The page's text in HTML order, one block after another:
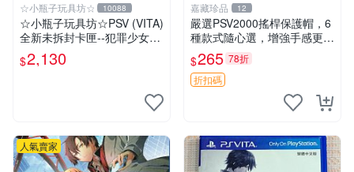
☆小瓶子玩具坊☆ 10088
☆小瓶子玩具坊☆PSV (VITA)
全新未拆封卡匣--犯罪少女2
《Criminal Girls 2》限定版
(日版)
$2,130
嘉藏珍品 12
嚴選PSV2000搖桿保護帽，6
種款式隨心選，增強手感更舒
適 黑白藍三色可選 黑色 白色
藍色
$265 78折
折扣碼
人氣賣家